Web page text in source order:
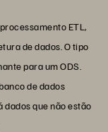
ETL,
de dados. O tipo
para um ODS.
de dados
que não estão